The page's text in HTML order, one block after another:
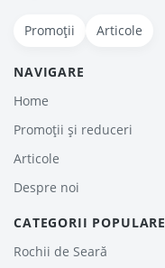
Promoții Articole
NAVIGARE
Home
Promoții și reduceri
Articole
Despre noi
CATEGORII POPULARE
Rochii de Seară